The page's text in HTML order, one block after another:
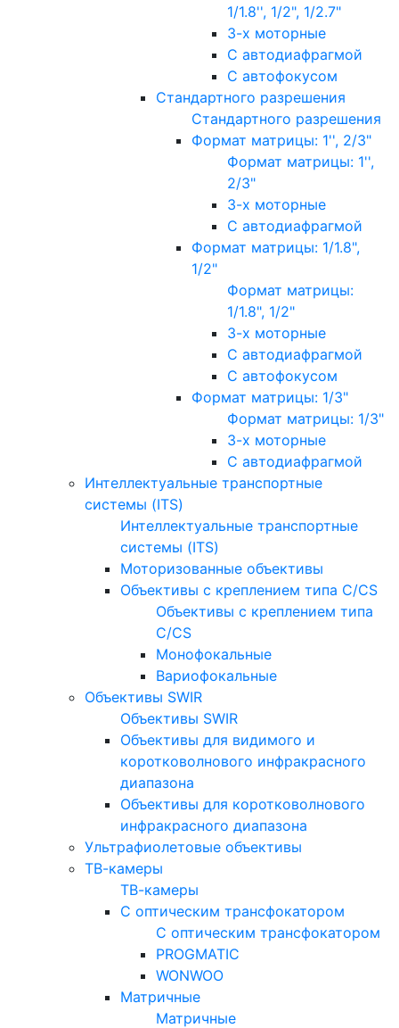
1/1.8'', 1/2", 1/2.7"
3-х моторные
С автодиафрагмой
С автофокусом
Стандартного разрешения
Стандартного разрешения
Формат матрицы: 1'', 2/3"
Формат матрицы: 1'',
2/3"
3-х моторные
С автодиафрагмой
Формат матрицы: 1/1.8",
1/2"
Формат матрицы:
1/1.8", 1/2"
3-х моторные
С автодиафрагмой
С автофокусом
Формат матрицы: 1/3"
Формат матрицы: 1/3"
3-х моторные
С автодиафрагмой
Интеллектуальные транспортные
системы (ITS)
Интеллектуальные транспортные
системы (ITS)
Моторизованные объективы
Объективы с креплением типа C/CS
Объективы с креплением типа
C/CS
Монофокальные
Вариофокальные
Объективы SWIR
Объективы SWIR
Объективы для видимого и
коротковолнового инфракрасного
диапазона
Объективы для коротковолнового
инфракрасного диапазона
Ультрафиолетовые объективы
ТВ-камеры
ТВ-камеры
С оптическим трансфокатором
С оптическим трансфокатором
PROGMATIC
WONWOO
Матричные
Матричные